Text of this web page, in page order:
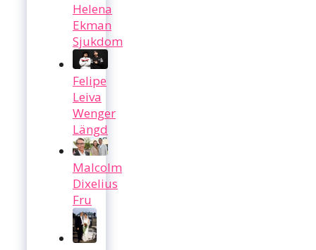
Helena
Ekman
Sjukdom
Felipe
Leiva
Wenger
Längd
Malcolm
Dixelius
Fru